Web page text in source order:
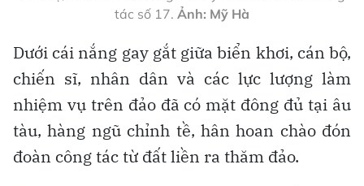
tác số 17. Ảnh: Mỹ Hà
Dưới cái nắng gay gắt giữa biển khơi, cán bộ,
chiến sĩ, nhân dân và các lực lượng làm
nhiệm vụ trên đảo đã có mặt đông đủ tại âu
tàu, hàng ngũ chỉnh tề, hân hoan chào đón
đoàn công tác từ đất liền ra thăm đảo.